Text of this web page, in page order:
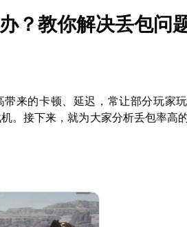
？教你解决丢包问
来的卡顿、延迟，常让部分玩家
。接下来，就为大家分析丢包率高